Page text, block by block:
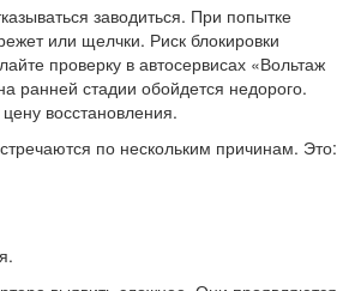
заводиться. При попытке
или щелчки. Риск блокировки
проверку в автосервисах «Вольтаж
ранней стадии обойдется недорого.
восстановления.
по нескольким причинам. Это: